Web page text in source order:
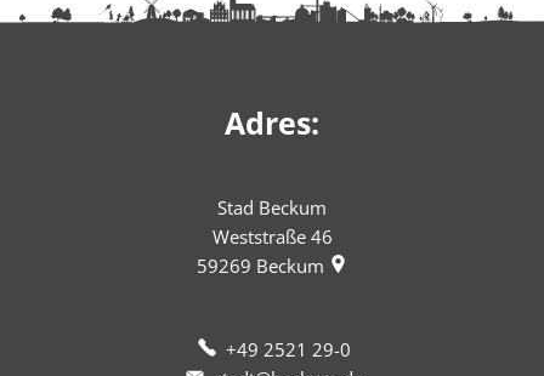
Adres:
Stad Beckum
Weststraße 46
59269 Beckum
+49 2521 29-0